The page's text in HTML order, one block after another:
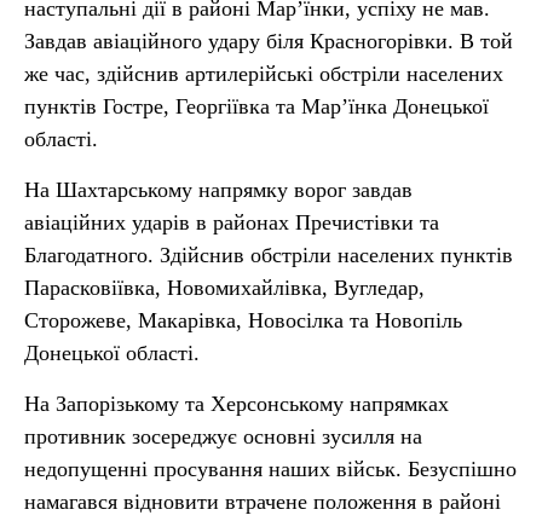
наступальні дії в районі Мар’їнки, успіху не мав.
Завдав авіаційного удару біля Красногорівки. В той
же час, здійснив артилерійські обстріли населених
пунктів Гостре, Георгіївка та Мар’їнка Донецької
області.
На Шахтарському напрямку ворог завдав
авіаційних ударів в районах Пречистівки та
Благодатного. Здійснив обстріли населених пунктів
Парасковіївка, Новомихайлівка, Вугледар,
Сторожеве, Макарівка, Новосілка та Новопіль
Донецької області.
На Запорізькому та Херсонському напрямках
противник зосереджує основні зусилля на
недопущенні просування наших військ. Безуспішно
намагався відновити втрачене положення в районі